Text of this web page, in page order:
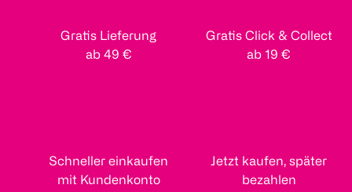
Gratis Lieferung
ab 49 €
Gratis Click & Collect
ab 19 €
Schneller einkaufen
mit Kundenkonto
Jetzt kaufen, später
bezahlen